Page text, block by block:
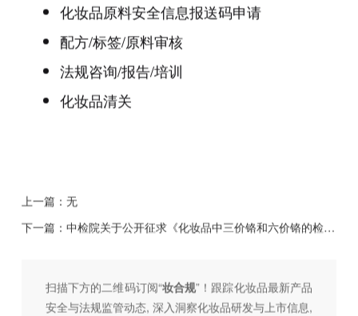
化妆品原料安全信息报送码申请
配方/标签/原料审核
法规咨询/报告/培训
化妆品清关
上一篇：无
下一篇： 中检院关于公开征求《化妆品中三价铬和六价铬的检验方法（征求意见稿）》等3项化妆品标准意见的通知
扫描下方的二维码订阅“妆合规”！跟踪化妆品最新产品
安全与法规监管动态, 深入洞察化妆品研发与上市信息,